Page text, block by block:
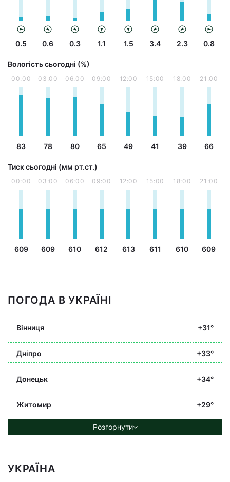
0.5 0.6 0.3 1.1 1.5 3.4 2.3 0.8
Вологість сьогодні (%)
00:00
83
03:00
78
06:00
80
09:00
65
12:00
49
15:00
41
18:00
39
21:00
66
Тиск сьогодні (мм рт.ст.)
00:00
609
03:00
609
06:00
610
09:00
612
12:00
613
15:00
611
18:00
610
21:00
609
ПОГОДА В УКРАЇНІ
Вінниця +31°
Дніпро +33°
Донецьк +34°
Житомир +29°
Розгорнути
УКРАЇНА